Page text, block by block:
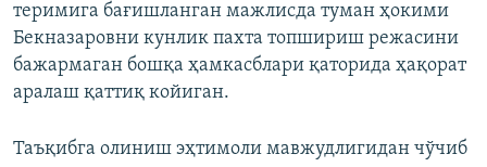
теримига бағишланган мажлисда туман ҳокими
Бекназаровни кунлик пахта топшириш режасини
бажармаган бошқа ҳамкасблари қаторида ҳақорат
аралаш қаттиқ койиган.
Таъқибга олиниш эҳтимоли мавжудлигидан чўчиб